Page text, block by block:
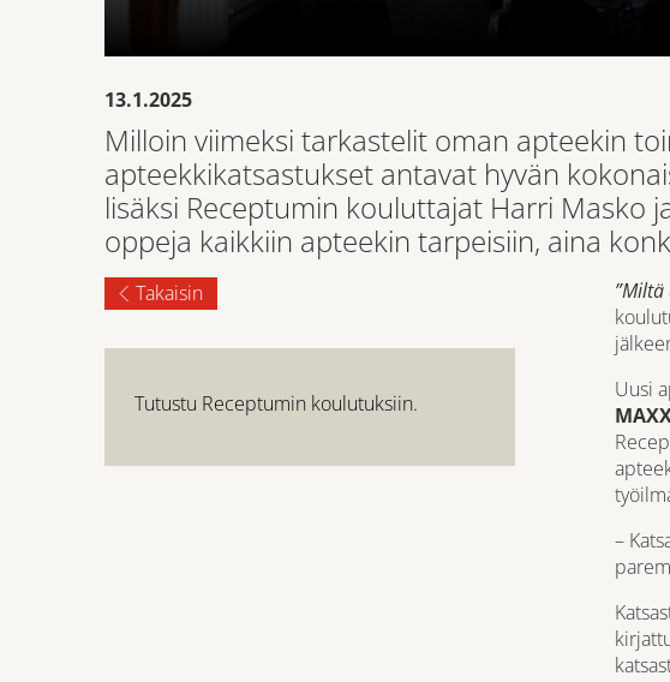
13.1.2025
Milloin viimeksi tarkastelit oman apteekin
apteekkikatsastukset antavat hyvän
lisäksi Receptumin kouluttajat Harri Masko
oppeja kaikkiin apteekin tarpeisiin, aina
Takaisin
Tutustu Receptumin koulutuksiin.
Uusi
–